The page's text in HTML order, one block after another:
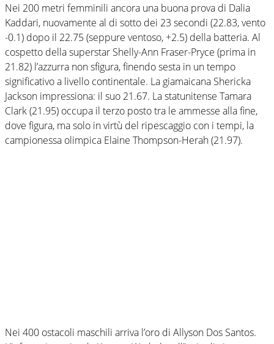
Nei 200 metri femminili ancora una buona prova di Dalia
Kaddari, nuovamente al di sotto dei 23 secondi (22.83, vento
-0.1) dopo il 22.75 (seppure ventoso, +2.5) della batteria. Al
cospetto della superstar Shelly-Ann Fraser-Pryce (prima in
21.82) l’azzurra non sfigura, finendo sesta in un tempo
significativo a livello continentale. La giamaicana Shericka
Jackson impressiona: il suo 21.67. La statunitense Tamara
Clark (21.95) occupa il terzo posto tra le ammesse alla fine,
dove figura, ma solo in virtù del ripescaggio con i tempi, la
campionessa olimpica Elaine Thompson-Herah (21.97).
Nei 400 ostacoli maschili arriva l’oro di Allyson Dos Santos.